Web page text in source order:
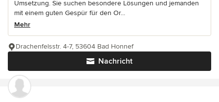
Umsetzung. Sie suchen besondere Lösungen und jemanden
mit einem guten Gespür für den Or...
Mehr
Nachricht
Drachenfelsstr. 4-7, 53604 Bad Honnef